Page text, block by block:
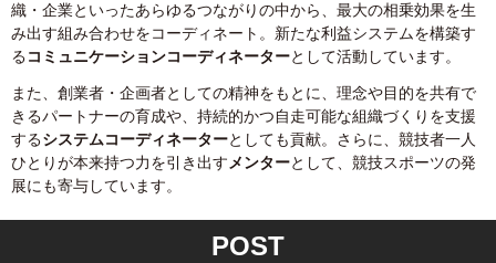
織・企業といったあらゆるつながりの中から、最大の相乗効果を生
み出す組み合わせをコーディネート。新たな利益システムを構築す
るコミュニケーションコーディネーターとして活動しています。
また、創業者・企画者としての精神をもとに、理念や目的を共有で
きるパートナーの育成や、持続的かつ自走可能な組織づくりを支援
するシステムコーディネーターとしても貢献。さらに、競技者一人
ひとりが本来持つ力を引き出す メンターとして、競技スポーツの発
展にも寄与しています。
POST